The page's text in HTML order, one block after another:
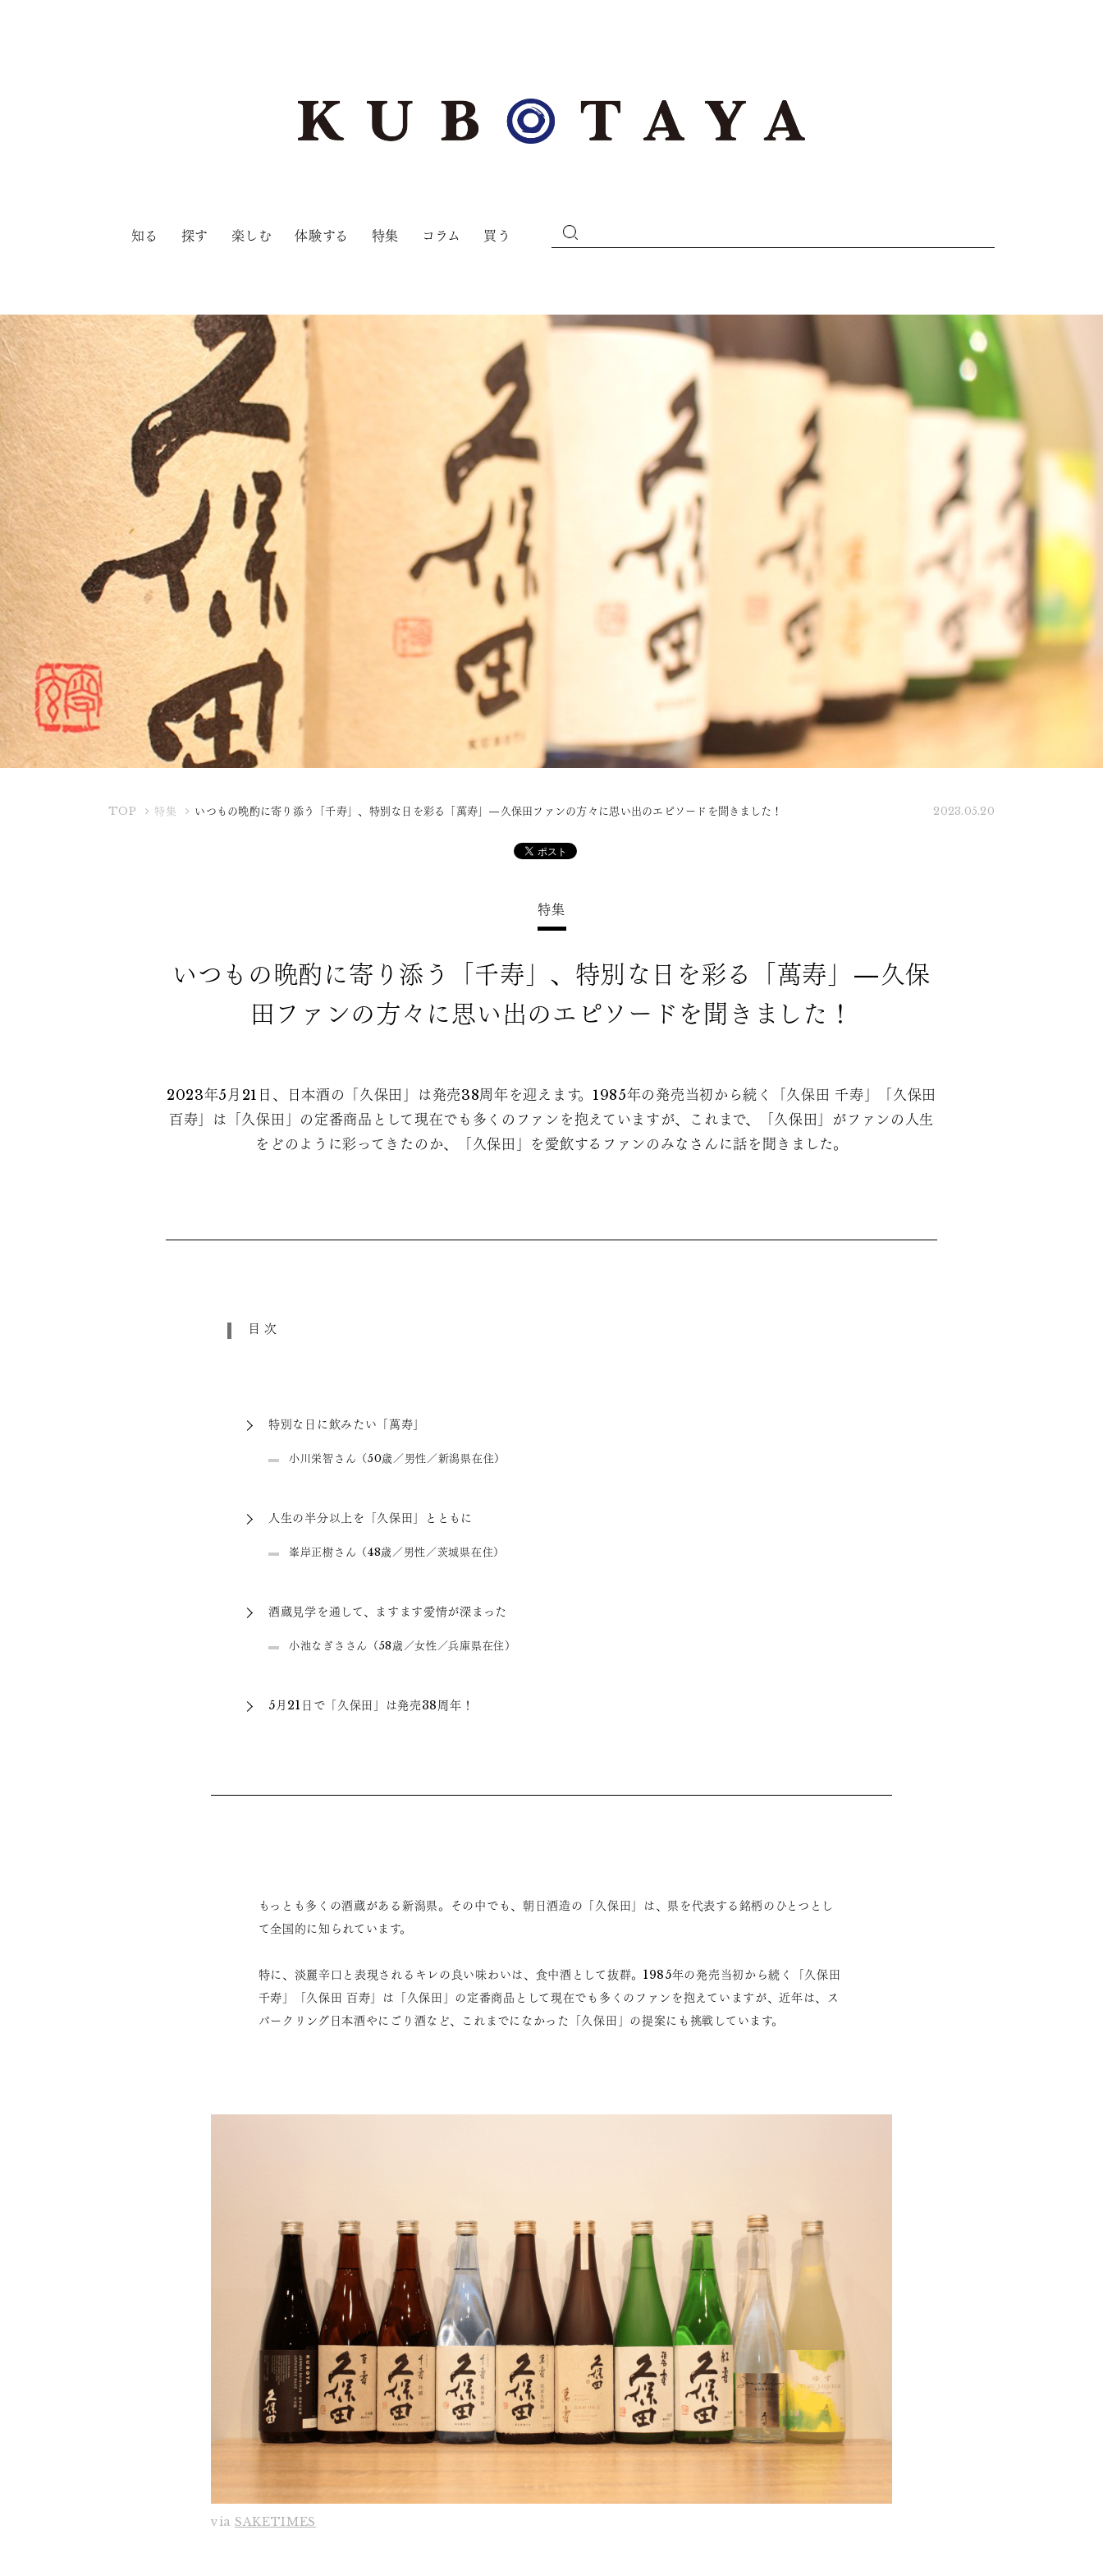
知る 探す 楽しむ 体験する 特集 コラム 買う
TOPK
特集 いつもの晩酌に寄り添う「千寿」、特別な日を彩る「萬寿」—久保田ファンの方々に思い出のエピソードを聞きました！ 2023.05.20
特集
いつもの晩酌に寄り添う「千寿」、特別な日を彩る「萬寿」—久保
田ファンの方々に思い出のエピソードを聞きました！
2023年5月21日、日本酒の「久保田」は発売38周年を迎えます。1985年の発売当初から続く「久保田 千寿」「久保田
百寿」は「久保田」の定番商品として現在でも多くのファンを抱えていますが、これまで、「久保田」がファンの人生
をどのように彩ってきたのか、「久保田」を愛飲するファンのみなさんに話を聞きました。
目次
特別な日に飲みたい「萬寿」
小川栄智さん（50歳／男性／新潟県在住）
人生の半分以上を「久保田」とともに
峯岸正樹さん（48歳／男性／茨城県在住）
酒蔵見学を通して、ますます愛情が深まった
小池なぎささん（58歳／女性／兵庫県在住）
5月21日で「久保田」は発売38周年！
もっとも多くの酒蔵がある新潟県。その中でも、朝日酒造の「久保田」は、県を代表する銘柄のひとつとし
て全国的に知られています。
特に、淡麗辛口と表現されるキレの良い味わいは、食中酒として抜群。1985年の発売当初から続く「久保田
千寿」「久保田 百寿」は「久保田」の定番商品として現在でも多くのファンを抱えていますが、近年は、ス
パークリング日本酒やにごり酒など、これまでになかった「久保田」の提案にも挑戦しています。
via SAKETIMES